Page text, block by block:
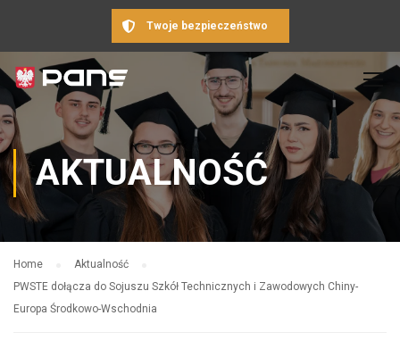
Twoje bezpieczeństwo
AKTUALNOŚĆ
Home
Aktualność
PWSTE dołącza do Sojuszu Szkół Technicznych i Zawodowych Chiny-
Europa Środkowo-Wschodnia